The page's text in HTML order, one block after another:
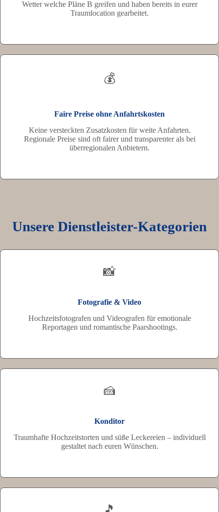
Wetter welche Pläne B greifen und haben bereits in eurer
Traumlocation gearbeitet.
💰
Faire Preise ohne Anfahrtskosten
Keine versteckten Zusatzkosten für weite Anfahrten.
Regionale Preise sind oft fairer und transparenter als bei
überregionalen Anbietern.
Unsere Dienstleister-Kategorien
📸
Fotografie & Video
Hochzeitsfotografen und Videografen für emotionale
Reportagen und romantische Paarshootings.
🍰
Konditor
Traumhafte Hochzeitstorten und süße Leckereien – individuell
gestaltet nach euren Wünschen.